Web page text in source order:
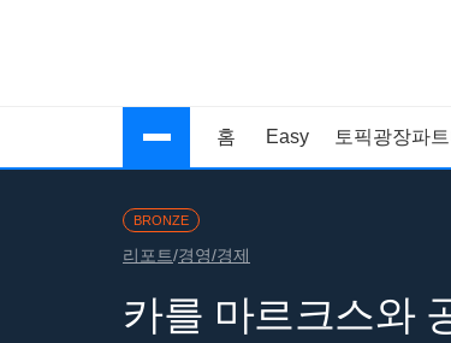
홈 Easy 토픽광장파
BRONZE
리포트/경영/경제
카를 마르크스와